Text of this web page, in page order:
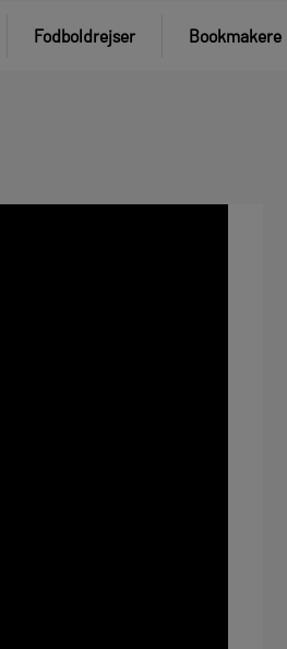
Fodboldrejser Bookmakere